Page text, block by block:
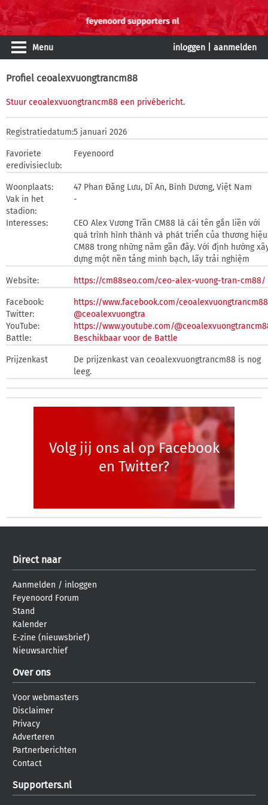
Menu inloggen aanmelden
Profiel ceoalexvuongtrancm88
Stuur ceoalexvuongtrancm88 een privébericht.
Registratiedatum:5 januari 2026
Favoriete
eredivisieclub:
Feyenoord
Woonplaats:
47 Phan Đăng Lưu, Dĩ An, Bình Dương, Việt Nam
Vak in het
stadion:
-
Interesses:
CEO Alex Vương Trần CM88 là cái tên gắn liền với
quá trình hình thành và phát triển của thương hiệu
CM88 trong những năm gần đây. Với định hướng
dựng một nền tảng minh bạch, lấy trải nghiệm
Website: https://cm88seo.com/ceo-alex-vuong-tran-cm88/
Facebook:
https://www.facebook.com/ceoalexvuongtrancm88
Twitter:
@ceoalexvuongtra
YouTube:
https://www.youtube.com/
Battle:
Beschikbaar voor de Battle
Prijzenkast
De prijzenkast van ceoalexvuongtrancm88 is nog
leeg.
Volg jij ons al op Facebook
en Twitter?
Direct naar
Aanmelden / inloggen
Feyenoord Forum
Stand
Kalender
E-zine (nieuwsbrief)
Nieuwsarchief
Over ons
Voor webmasters
Disclaimer
Privacy
Adverteren
Partnerberichten
Contact
Supporters.nl